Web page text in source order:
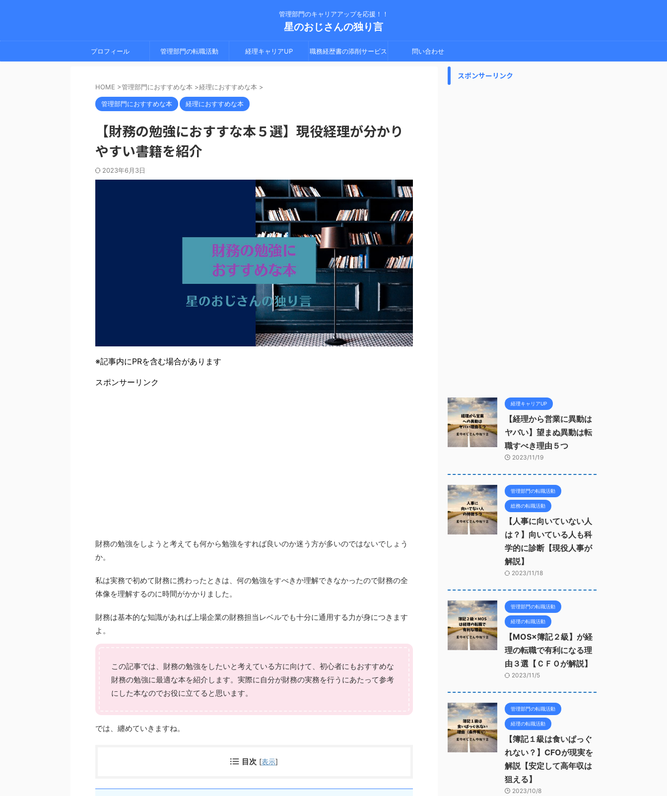
管理部門のキャリアアップを応援！！
星のおじさんの独り言
プロフィール 管理部門の転職活動 経理キャリアUP 職務経歴書の添削サービス 問い合わせ
HOME >管理部門におすすめな本 >経理におすすめな本 >
管理部門におすすめな本 経理におすすめな本
【財務の勉強におすすな本５選】現役経理が分かり
やすい書籍を紹介
2023年6月3日
※記事内にPRを含む場合があります
スポンサーリンク
財務の勉強をしようと考えても何から勉強をすれば良いのか迷う方が多いのではないでしょう
か。
私は実務で初めて財務に携わったときは、何の勉強をすべきか理解できなかったので財務の全
体像を理解するのに時間がかかりました。
財務は基本的な知識があれば上場企業の財務担当レベルでも十分に通用する力が身につきます
よ。
この記事では、財務の勉強をしたいと考えている方に向けて、初心者にもおすすめな
財務の勉強に最適な本を紹介します。実際に自分が財務の実務を行うにあたって参考
にした本なのでお役に立てると思います。
では、纏めていきますね。
目次 [表示]
スポンサーリンク
経理キャリアUP
【経理から営業に異動は
ヤバい】望まぬ異動は転
職すべき理由５つ
2023/11/19
管理部門の転職活動
総務の転職活動
【人事に向いていない人
は？】向いている人も科
学的に診断【現役人事が
解説】
2023/11/18
管理部門の転職活動
経理の転職活動
【MOS×簿記２級】が経
理の転職で有利になる理
由３選【ＣＦＯが解説】
2023/11/5
管理部門の転職活動
経理の転職活動
【簿記１級は食いぱっぐ
れない？】CFOが現実を
解説【安定して高年収は
狙える】
2023/10/8